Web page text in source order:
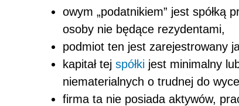
owym „podatnikiem” jest spółką
osoby nie będące rezydentami,
podmiot ten jest zarejestrowany
kapitał tej spółki jest minimalny
niematerialnych o trudnej do
firma ta nie posiada aktywów,